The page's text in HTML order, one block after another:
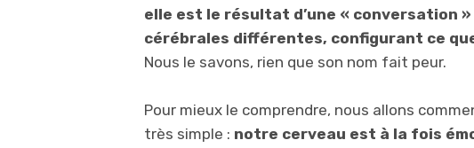
elle est le résultat d’une « conversation
cérébrales différentes, configurant ce
Nous le savons, rien que son nom fait peur.
Pour mieux le comprendre, nous allons
très simple : notre cerveau est à la fois